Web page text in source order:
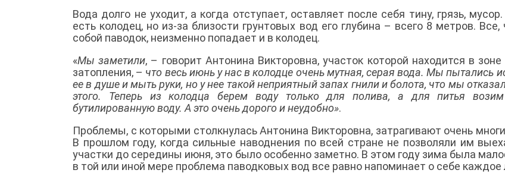
Вода долго не уходит, а когда отступает, оставляет после себя тину, грязь,
есть колодец, но из-за близости грунтовых вод его глубина – всего 8 метров. Все,
собой паводок, неизменно попадает и в колодец.
«Мы заметили, – говорит Антонина Викторовна, участок которой находится в
затопления, – что весь июнь у нас в колодце очень мутная, серая вода. Мы пытались
ее в душе и мыть руки, но у нее такой неприятный запах гнили и болота, что мы
этого. Теперь из колодца берем воду только для полива, а для питья
бутилированную воду. А это очень дорого и неудобно».
Проблемы, с которыми столкнулась Антонина Викторовна, затрагивают очень
В прошлом году, когда сильные наводнения по всей стране не позволяли им
участки до середины июня, это было особенно заметно. В этом году зима была
в той или иной мере проблема паводковых вод все равно напоминает о себе каждое